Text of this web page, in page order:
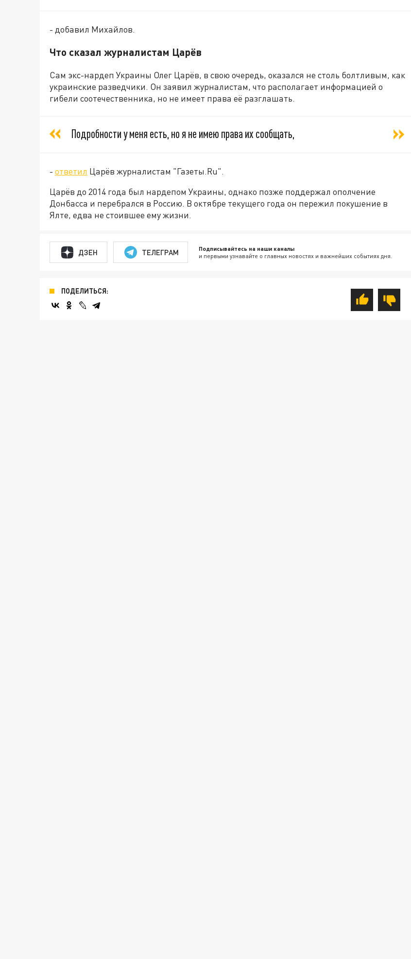
- добавил Михайлов.
Что сказал журналистам Царёв
Сам экс-нардеп Украины Олег Царёв, в свою очередь, оказался не столь болтливым, как
украинские разведчики. Он заявил журналистам, что располагает информацией о
гибели соотечественника, но не имеет права её разглашать.
Подробности у меня есть, но я не имею права их сообщать,
- ответил Царёв журналистам "Газеты.Ru".
Царёв до 2014 года был нардепом Украины, однако позже поддержал ополчение
Донбасса и перебрался в Россию. В октябре текущего года он пережил покушение в
Ялте, едва не стоившее ему жизни.
ДЗЕН ТЕЛЕГРАМ Подписывайтесь на наши каналы
и первыми узнавайте о главных новостях и важнейших событиях дня.
ПОДЕЛИТЬСЯ: